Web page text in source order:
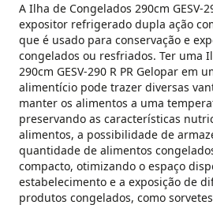
A Ilha de Congelados 290cm GESV-
expositor refrigerado dupla ação
que é usado para conservação e
congelados ou resfriados. Ter uma
290cm GESV-290 R PR Gelopar em
alimentício pode trazer diversas
manter os alimentos a uma
preservando as características
alimentos, a possibilidade de
quantidade de alimentos
compacto, otimizando o espaço
estabelecimento e a exposição de
produtos congelados, como